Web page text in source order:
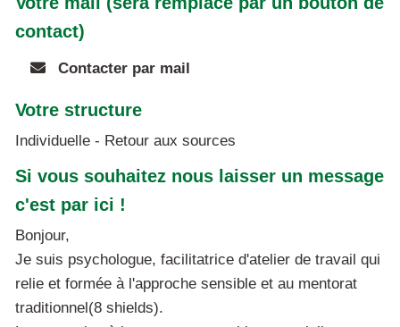
contact)
Contacter par mail
Votre structure
Individuelle - Retour aux sources
Si vous souhaitez nous laisser un message
c'est par ici !
Bonjour,
Je suis psychologue, facilitatrice d'atelier de travail qui
relie et formée à l'approche sensible et au mentorat
traditionnel(8 shields).